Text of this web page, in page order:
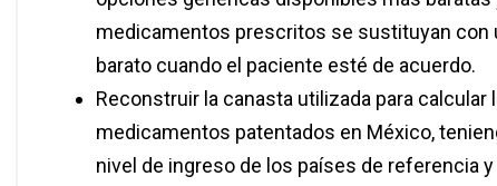
medicamentos prescritos se sustituyan con
barato cuando el paciente esté de acuerdo.
Reconstruir la canasta utilizada para
medicamentos patentados en México,
nivel de ingreso de los países de referencia